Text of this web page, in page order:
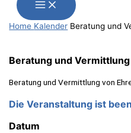
Home Kalender Bera­tung und
Bera­tung und
Bera­tung und Ver­mitt­lung von
Die Veranstaltung ist
Datum